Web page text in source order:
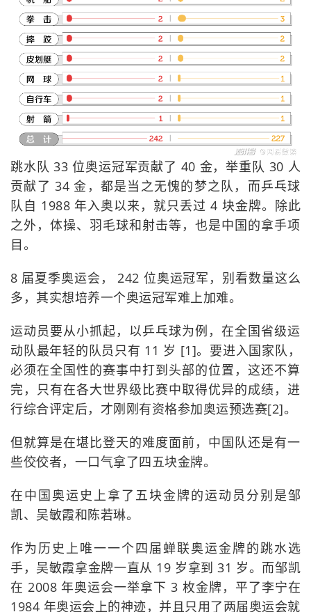
跳水队 33 位奥运冠军贡献了 40 金，举重队 30 人
贡献了 34 金，都是当之无愧的梦之队，而乒乓球
队自 1988 年入奥以来，就只丢过 4 块金牌。除此
之外，体操、羽毛球和射击等，也是中国的拿手项
目。
8 届夏季奥运会， 242 位奥运冠军，别看数量这么
多，其实想培养一个奥运冠军难上加难。
运动员要从小抓起，以乒乓球为例，在全国省级运
动队最年轻的队员只有 11 岁 [1]。要进入国家队，
必须在全国性的赛事中打到头部的位置，这还不算
完，只有在各大世界级比赛中取得优异的成绩，进
行综合评定后，才刚刚有资格参加奥运预选赛[2]。
但就算是在堪比登天的难度面前，中国队还是有一
些佼佼者，一口气拿了四五块金牌。
在中国奥运史上拿了五块金牌的运动员分别是邹
凯、吴敏霞和陈若琳。
作为历史上唯一一个四届蝉联奥运金牌的跳水选
手，吴敏霞拿金牌一直从 19 岁拿到 31 岁。而邹凯
在 2008 年奥运会一举拿下 3 枚金牌，平了李宁在
1984 年奥运会上的神迹，并且只用了两届奥运会就